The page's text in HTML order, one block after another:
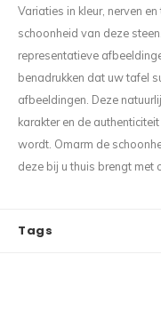
Variaties in kleur, nerven
schoonheid van deze
representatieve
benadrukken dat uw tafel
afbeeldingen. Deze
karakter en de
wordt. Omarm de
deze bij u thuis brengt met
Tags